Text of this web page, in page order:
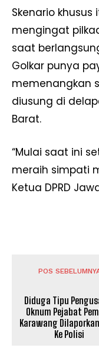
Skenario
mengingat
saat
Golkar punya
memenangkan
diusung di
Barat.
“Mulai saat ini
meraih simpati
Ketua DPRD
POS
Diduga Tipu
Oknum Pejabat
Karawang Dilaporkan
Ke Polisi